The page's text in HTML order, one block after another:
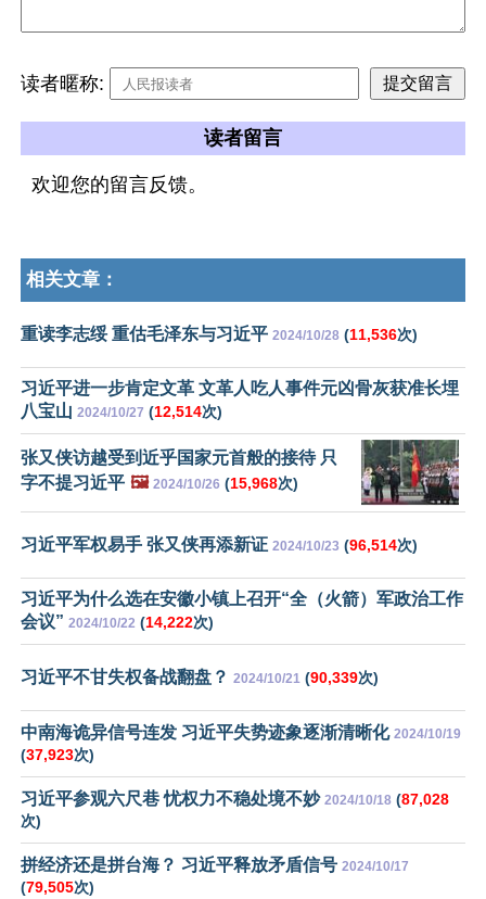
读者暱称:
读者留言
欢迎您的留言反馈。
相关文章：
重读李志绥 重估毛泽东与习近平 2024/10/28 (11,536次)
习近平进一步肯定文革 文革人吃人事件元凶骨灰获准长埋
八宝山 2024/10/27 (12,514次)
张又侠访越受到近乎国家元首般的接待 只
字不提习近平 🖼️ 2024/10/26 (15,968次)
习近平军权易手 张又侠再添新证 2024/10/23 (96,514次)
习近平为什么选在安徽小镇上召开“全（火箭）军政治工作
会议” 2024/10/22 (14,222次)
习近平不甘失权备战翻盘？ 2024/10/21 (90,339次)
中南海诡异信号连发 习近平失势迹象逐渐清晰化 2024/10/19
(37,923次)
习近平参观六尺巷 忧权力不稳处境不妙 2024/10/18 (87,028
次)
拼经济还是拼台海？ 习近平释放矛盾信号 2024/10/17
(79,505次)